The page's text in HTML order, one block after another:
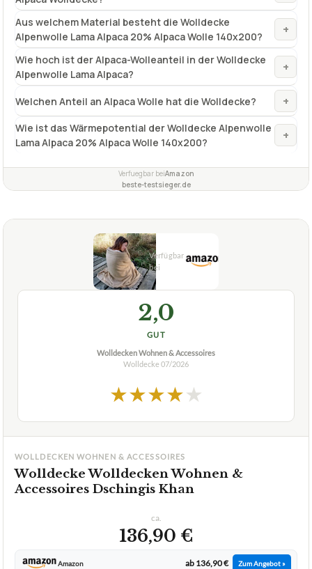
Aus welchem Material besteht die Wolldecke
Alpenwolle Lama Alpaca 20% Alpaca Wolle 140x200?
+
Wie hoch ist der Alpaca-Wolleanteil in der Wolldecke
Alpenwolle Lama Alpaca?
+
Welchen Anteil an Alpaca Wolle hat die Wolldecke? +
Wie ist das Wärmepotential der Wolldecke Alpenwolle
Lama Alpaca 20% Alpaca Wolle 140x200?
+
Verfuegbar beiAmazon
beste-testsieger.de
2,0
GUT
Wolldecken Wohnen & Accessoires
Wolldecke 07/2026
★★★★★
WOLLDECKEN WOHNEN & ACCESSOIRES
Wolldecke Wolldecken Wohnen &
Accessoires Dschingis Khan
ca.
136,90 €
Amazon ab 136,90 € Zum Angebot »